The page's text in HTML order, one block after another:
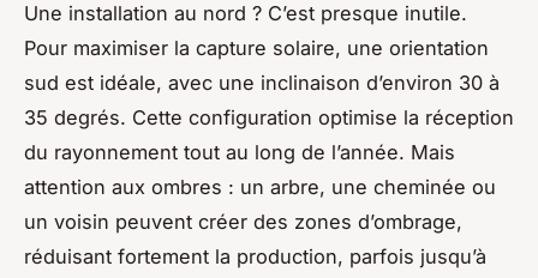
Une installation au nord ? C’est presque inutile.
Pour maximiser la capture solaire, une orientation
sud est idéale, avec une inclinaison d’environ 30 à
35 degrés. Cette configuration optimise la réception
du rayonnement tout au long de l’année. Mais
attention aux ombres : un arbre, une cheminée ou
un voisin peuvent créer des zones d’ombrage,
réduisant fortement la production, parfois jusqu’à